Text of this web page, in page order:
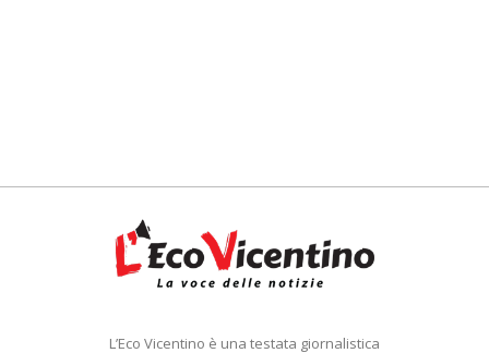
L’Eco Vicentino è una testata giornalistica